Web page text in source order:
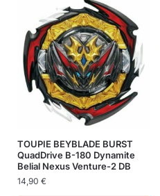
TOUPIE BEYBLADE BURST
QuadDrive B-180 Dynamite
Belial Nexus Venture-2 DB
14,90 €